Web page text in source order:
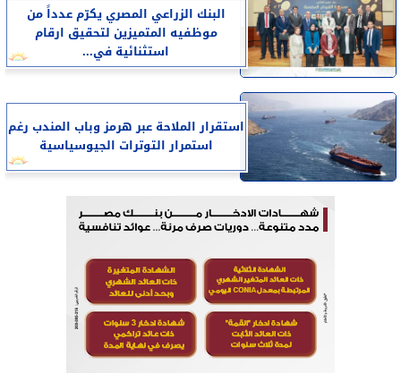
البنك الزراعي المصري يكرّم عدداً من
موظفيه المتميزين لتحقيق ارقام
استثنائية في...
استقرار الملاحة عبر هرمز وباب المندب رغم
استمرار التوترات الجيوسياسية